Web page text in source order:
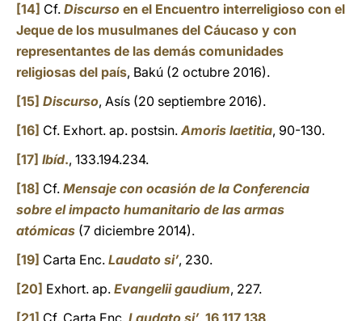
[14] Cf. Discurso en el Encuentro interreligioso con el
Jeque de los musulmanes del Cáucaso y con
representantes de las demás comunidades
religiosas del país, Bakú (2 octubre 2016).
[15] Discurso, Asís (20 septiembre 2016).
[16] Cf. Exhort. ap. postsin.Amoris laetitia, 90-130.
[17] Ibíd., 133.194.234.
[18] Cf. Mensaje con ocasión de la Conferencia
sobre el impacto humanitario de las armas
atómicas (7 diciembre 2014).
[19] Carta Enc. Laudato si’, 230.
[20] Exhort. ap. Evangelii gaudium, 227.
[21] Cf. Carta Enc. Laudato si’, 16.117.138.